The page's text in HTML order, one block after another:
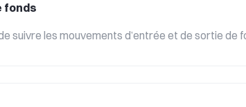
fonds
suivre les mouvements d’entrée et de sortie de